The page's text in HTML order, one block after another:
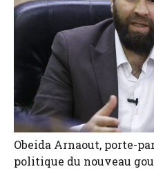
Obeida Arnaout, porte-
politique du nouveau